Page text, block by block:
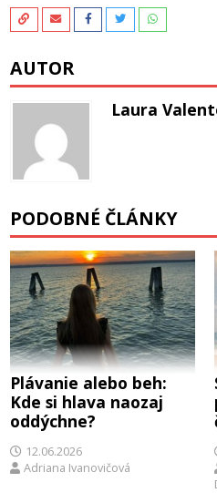
AUTOR
Laura
PODOBNÉ ČLÁNKY
Plávanie alebo beh:
Kde si hlava naozaj
oddýchne?
12.06.2026
Adriana Ivanovičová